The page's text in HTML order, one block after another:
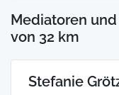
Mediatoren
von 32 km
Stefanie